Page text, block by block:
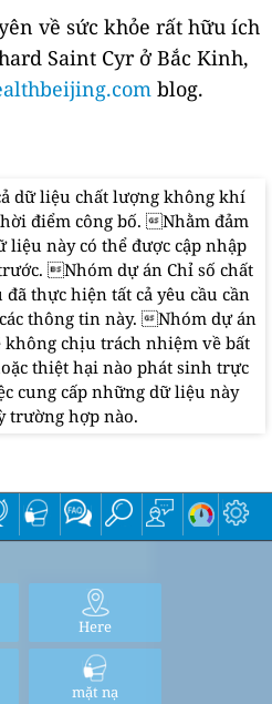
về sức khỏe rất hữu ích
Saint Cyr ở Bắc Kinh,
blog.
dữ liệu chất lượng không khí
điểm công bố. Nhằm đảm
liệu này có thể được cập nhập
Nhóm dự án Chỉ số chất
thực hiện tất cả yêu cầu cần
thông tin này. Nhóm dự án
không chịu trách nhiệm về bất
thiệt hại nào phát sinh trực
cung cấp những dữ liệu này
trường hợp nào.
Here
mặt nạ